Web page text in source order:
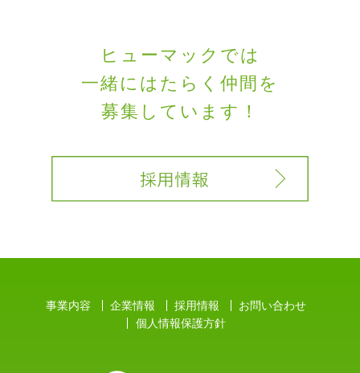
ヒューマックでは
一緒にはたらく 仲間を
募集しています！
事業内容 企業情報 採用情報
お問い合わせ
個人情報保護方針